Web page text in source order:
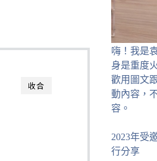
收合
嗨！我是
身是重度
歡用圖文
動內容，
容。
2023年受
行分享